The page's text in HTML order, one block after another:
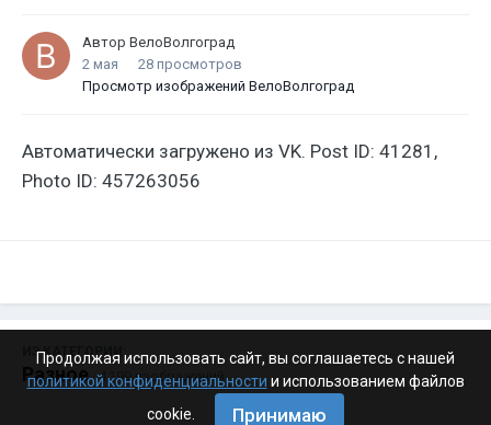
Автор ВелоВолгоград
2 мая
28 просмотров
Просмотр изображений ВелоВолгоград
Автоматически загружено из VK. Post ID: 41281,
Photo ID: 457263056
ИЗ КАТЕГОРИИ:
Разное · 4 199 изображений
Продолжая использовать сайт, вы соглашаетесь с нашей
политикой конфиденциальности и использованием файлов
cookie.
Принимаю